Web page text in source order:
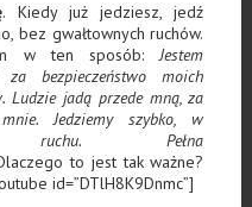
. Kiedy już jedziesz, jedź
bez gwałtownych ruchów.
w ten sposób:Jestem
za bezpieczeństwo moich
Ludzie jadą przede mną, za
Jedziemy szybko, w
ruchu. Pełna
to jest tak ważne?
id=”DTlH8K9Dnmc”]